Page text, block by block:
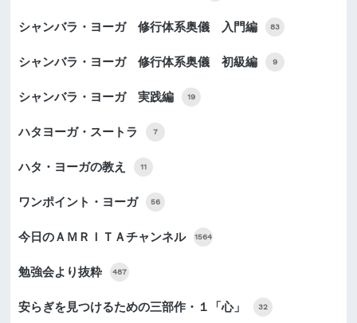
シャンバラ・ヨーガ 修行体系奥儀 入門編 83
シャンバラ・ヨーガ 修行体系奥儀 初級編 9
シャンバラ・ヨーガ 実践編 19
ハタヨーガ・スートラ 7
ハタ・ヨーガの教え 11
ワンポイント・ヨーガ 56
今日のＡＭＲＩＴＡチャンネル 1564
勉強会より抜粋 487
安らぎを見つけるための三部作・１「心」 32